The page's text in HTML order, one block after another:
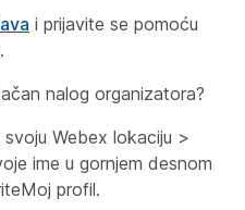
i prijavite se pomoću
nalog organizatora?
svoju Webex lokaciju >
ime u gornjem desnom
profil.